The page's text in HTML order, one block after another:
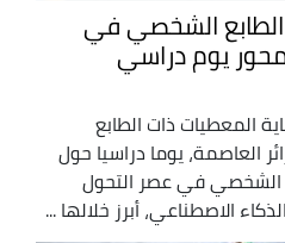
الشخصي في
يوم دراسي
المعطيات ذات الطابع
العاصمة، يوما دراسيا حول
الشخصي في عصر التحول
الاصطناعي، أبرز خلالها ...